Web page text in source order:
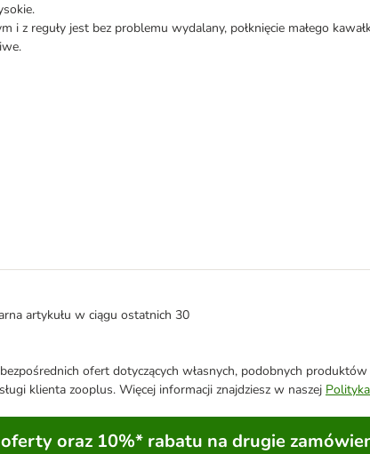
z reguły jest bez problemu wydalany, połknięcie małego
artykułu w ciągu ostatnich 30
ofert dotyczących własnych, podobnych
klienta zooplus. Więcej informacji znajdziesz w naszej
oraz 10%* rabatu na drugie